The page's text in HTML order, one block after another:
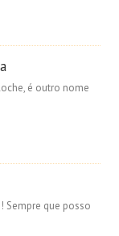
é outro nome
Sempre que posso